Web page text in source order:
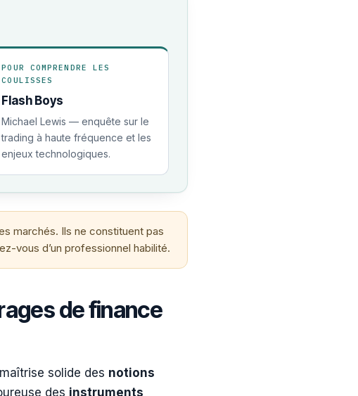
POUR COMPRENDRE LES
COULISSES
Flash Boys
Michael Lewis — enquête sur le
trading à haute fréquence et les
enjeux technologiques.
marchés. Ils ne constituent pas
vous d’un professionnel habilité.
de finance
solide des notions
des instruments